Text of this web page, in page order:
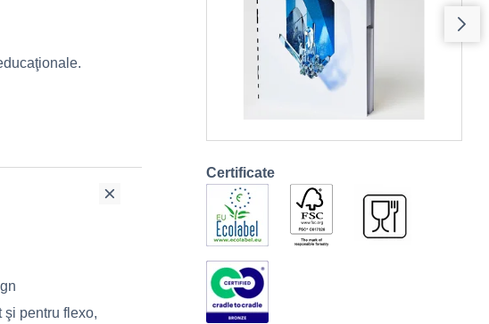
şi pentru flexo,
Certificate